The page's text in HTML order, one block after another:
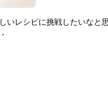
レシピに挑戦したいな